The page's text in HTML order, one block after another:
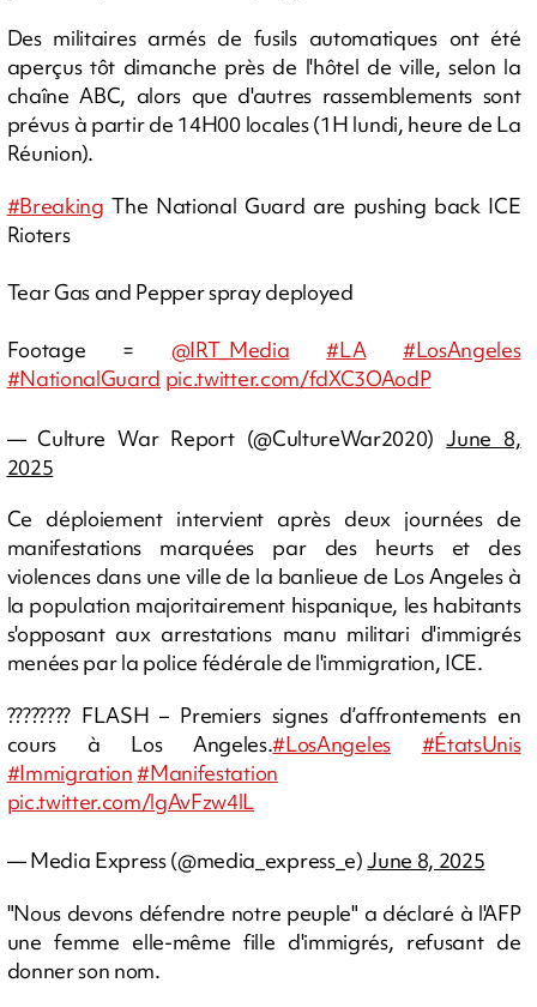
Des militaires armés de fusils automatiques ont été
aperçus tôt dimanche près de l'hôtel de ville, selon la
chaîne ABC, alors que d'autres rassemblements sont
prévus à partir de 14H00 locales (1H lundi, heure de La
Réunion).
#Breaking The National Guard are pushing back ICE
Rioters
Tear Gas and Pepper spray deployed
Footage = @IRT_Media #LA
#LosAngeles
#NationalGuard pic.twitter.com/fdXC3OAodP
— Culture War Report (@CultureWar2020)June 8,
2025
Ce déploiement intervient après deux journées de
manifestations marquées par des heurts et des
violences dans une ville de la banlieue de Los Angeles à
la population majoritairement hispanique, les habitants
s'opposant aux arrestations manu militari d'immigrés
menées par la police fédérale de l'immigration, ICE.
???????? FLASH – Premiers signes d’affrontements en
cours à Los Angeles.#LosAngeles
#ÉtatsUnis
#Immigration#Manifestation
pic.twitter.com/lgAvFzw4lL
— Media Express (@media_express_e)June 8, 2025
"Nous devons défendre notre peuple" a déclaré à l'AFP
une femme elle-même fille d'immigrés, refusant de
donner son nom.